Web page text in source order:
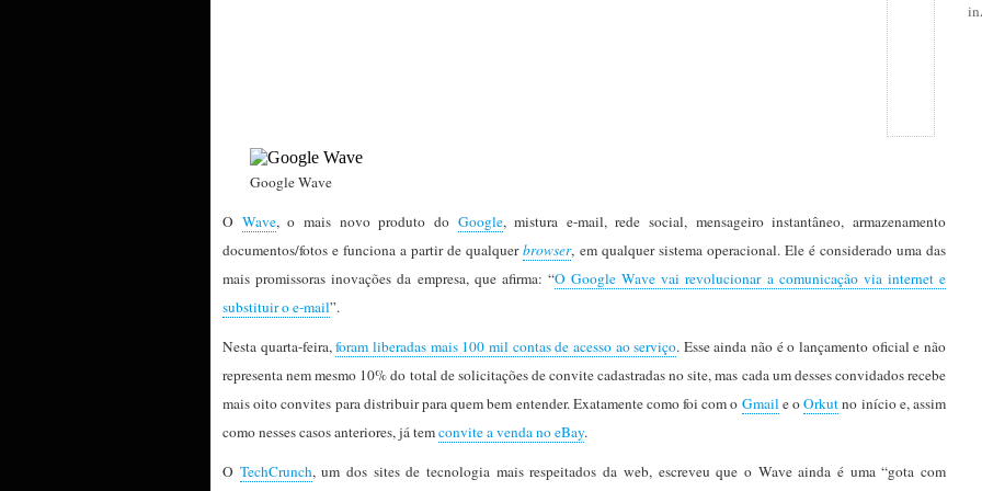
Google Wave
O Wave, o mais novo produto do Google, mistura e-mail, rede social, mensageiro instantâneo, armazenamento
documentos/fotos e funciona a partir de qualquerbrowser, em qualquer sistema operacional. Ele é considerado uma das
mais promissoras inovações da empresa, que afirma: “O Google Wave vai revolucionar a comunicação via internet e
substituir o e-mail”.
Nesta quarta-feira,foram liberadas mais 100 mil contas de acesso ao serviço. Esse ainda não é o lançamento oficial e não
representa nem mesmo 10% do total de solicitações de convite cadastradas no site, mas cada um desses convidados recebe
mais oito convites para distribuir para quem bem entender. Exatamente como foi com o Gmaile oOrkutno início e, assim
como nesses casos anteriores, já temconvite a venda no eBay.
O TechCrunch, um dos sites de tecnologia mais respeitados da web, escreveu que o Wave ainda é uma “gota com